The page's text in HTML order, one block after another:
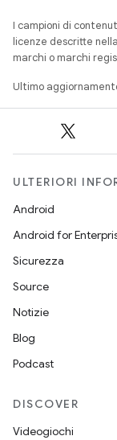
I campioni di
licenze descritte nella
marchi o marchi
Ultimo
ULTERIORI
Android
Android for
Sicurezza
Source
Notizie
Blog
Podcast
DISCOVER
Videogiochi